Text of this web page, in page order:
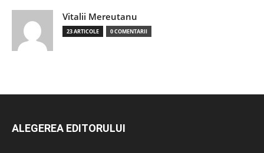
Vitalii Mereutanu
23 ARTICOLE 0 COMENTARII
ALEGEREA EDITORULUI